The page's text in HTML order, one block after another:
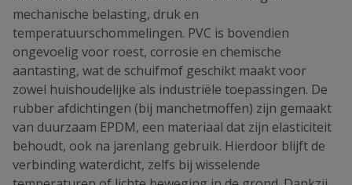
mechanische belasting, druk en
temperatuurschommelingen. PVC is bovendien
ongevoelig voor roest, corrosie en chemische
aantasting, wat de schuifmof geschikt maakt voor
zowel huishoudelijke als industriële toepassingen. De
rubber afdichtingen (bij manchetmoffen) zijn gemaakt
van duurzaam EPDM, een materiaal dat zijn elasticiteit
behoudt, ook na jarenlang gebruik. Hierdoor blijft de
verbinding waterdicht, zelfs bij wisselende